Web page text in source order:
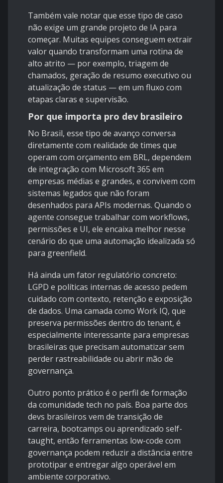
Também vale notar que esse tipo de caso
não exige um grande projeto de IA para
começar. Muitas equipes conseguem extrair
valor quando transformam uma rotina de
alto atrito — por exemplo, triagem de
chamados, geração de resumo executivo ou
atualização de status — em um fluxo com
etapas claras e supervisão.
Por que importa pro dev brasileiro
No Brasil, esse tipo de avanço conversa
diretamente com realidade de times que
operam com orçamento em BRL, dependem
de integração com Microsoft 365 em
empresas médias e grandes, e convivem com
sistemas legados que não foram
desenhados para APIs modernas. Quando o
agente consegue trabalhar com workflows,
permissões e UI, ele encaixa melhor nesse
cenário do que uma automação idealizada só
para greenfield.
Há ainda um fator regulatório concreto:
LGPD e políticas internas de acesso pedem
cuidado com contexto, retenção e exposição
de dados. Uma camada como Work IQ, que
preserva permissões dentro do tenant, é
especialmente interessante para empresas
brasileiras que precisam automatizar sem
perder rastreabilidade ou abrir mão de
governança.
Outro ponto prático é o perfil de formação
da comunidade tech no país. Boa parte dos
devs brasileiros vem de transição de
carreira, bootcamps ou aprendizado self-
taught, então ferramentas low-code com
governança podem reduzir a distância entre
prototipar e entregar algo operável em
ambiente corporativo.